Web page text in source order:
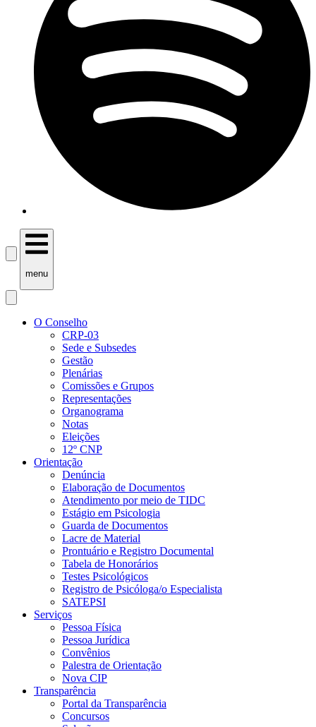
menu
O Conselho
CRP-03
Sede e Subsedes
Gestão
Plenárias
Comissões e Grupos
Representações
Organograma
Notas
Eleições
12º CNP
Orientação
Denúncia
Elaboração de Documentos
Atendimento por meio de TIDC
Estágio em Psicologia
Guarda de Documentos
Lacre de Material
Prontuário e Registro Documental
Tabela de Honorários
Testes Psicológicos
Registro de Psicóloga/o Especialista
SATEPSI
Serviços
Pessoa Física
Pessoa Jurídica
Convênios
Palestra de Orientação
Nova CIP
Transparência
Portal da Transparência
Concursos